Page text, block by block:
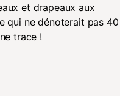
et drapeaux aux
qui ne dénoterait pas 40
trace !